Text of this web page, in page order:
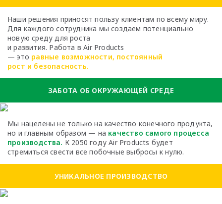
Наши решения приносят пользу клиентам по всему миру.
Для каждого сотрудника мы создаем потенциально
новую среду для роста
и развития. Работа в Air Products
— это равные возможности, постоянный
рост и безопасность.
ЗАБОТА ОБ ОКРУЖАЮЩЕЙ СРЕДЕ
Мы нацелены не только на качество конечного продукта,
но и главным образом — на качество самого процесса
производства. К 2050 году Air Products будет
стремитьсясвести все побочные выбросы к нулю.
УНИКАЛЬНОЕ ПРОИЗВОДСТВО